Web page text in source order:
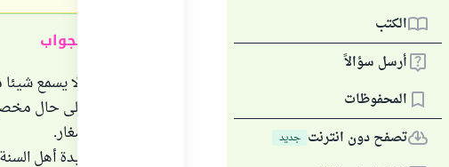
الكتب
أرسل سؤالاً
المحفوظات
تصفح دون انترنت جديد
ملخص الجواب
1- الميت لا يسمع
فيُحمل على حال
الذلة والصغار.
2- من عقيدة أهل